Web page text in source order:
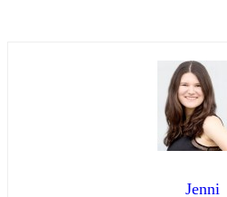
Jenni